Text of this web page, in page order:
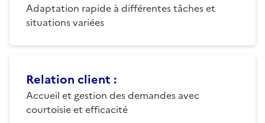
Adaptation rapide à différentes tâches et
situations variées
Relation client :
Accueil et gestion des demandes avec
courtoisie et efficacité